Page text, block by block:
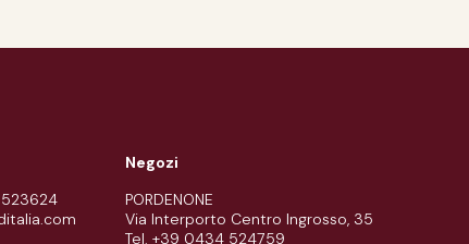
Negozi
PORDENONE
Via Interporto Centro Ingrosso, 35
Tel. +39 0434 524759